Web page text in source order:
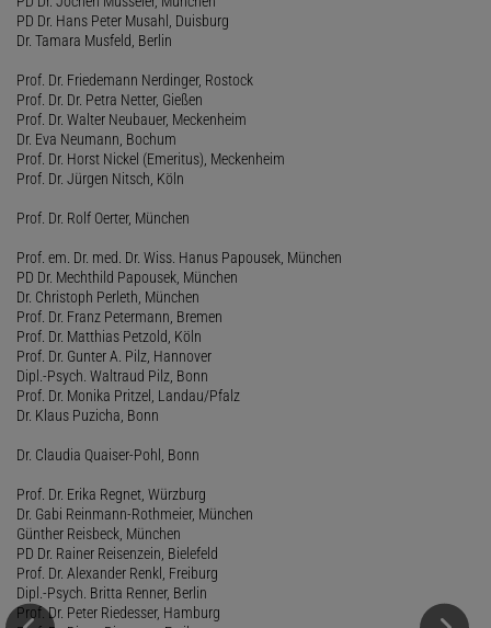
PD Dr. Hans Peter Musahl, Duisburg
Dr. Tamara Musfeld, Berlin
Prof. Dr. Friedemann Nerdinger, Rostock
Prof. Dr. Dr. Petra Netter, Gießen
Prof. Dr. Walter Neubauer, Meckenheim
Dr. Eva Neumann, Bochum
Prof. Dr. Horst Nickel (Emeritus), Meckenheim
Prof. Dr. Jürgen Nitsch, Köln
Prof. Dr. Rolf Oerter, München
Prof. em. Dr. med. Dr. Wiss. Hanus Papousek, München
PD Dr. Mechthild Papousek, München
Dr. Christoph Perleth, München
Prof. Dr. Franz Petermann, Bremen
Prof. Dr. Matthias Petzold, Köln
Prof. Dr. Gunter A. Pilz, Hannover
Dipl.-Psych. Waltraud Pilz, Bonn
Prof. Dr. Monika Pritzel, Landau/Pfalz
Dr. Klaus Puzicha, Bonn
Dr. Claudia Quaiser-Pohl, Bonn
Prof. Dr. Erika Regnet, Würzburg
Dr. Gabi Reinmann-Rothmeier, München
Günther Reisbeck, München
PD Dr. Rainer Reisenzein, Bielefeld
Prof. Dr. Alexander Renkl, Freiburg
Dipl.-Psych. Britta Renner, Berlin
Prof. Dr. Peter Riedesser, Hamburg